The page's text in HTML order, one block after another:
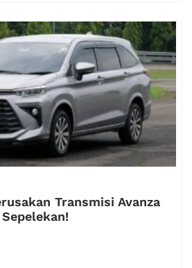
Transmisi Avanza